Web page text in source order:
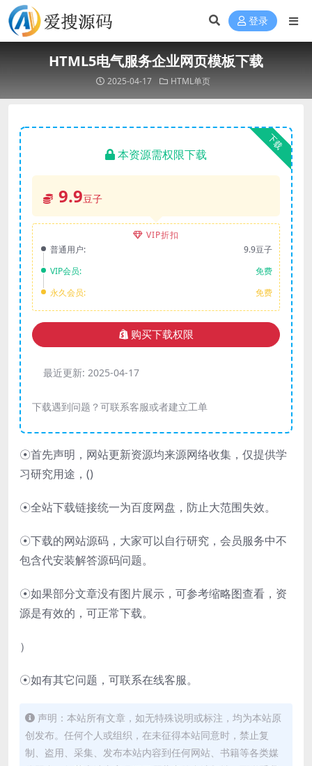
登录
HTML5电气服务企业网页模板下载
2025-04-17 HTML单页
下载
本资源需权限下载
9.9豆子
VIP折扣
普通用户:
9.9豆子
VIP会员:
免费
永久会员:
免费
购买下载权限
最近更新: 2025-04-17
下载遇到问题？可联系客服或者建立工单
☉首先声明，网站更新资源均来源网络收集，仅提供学
习研究用途，()
☉全站下载链接统一为百度网盘，防止大范围失效。
☉下载的网站源码，大家可以自行研究，会员服务中不
包含代安装解答源码问题。
☉如果部分文章没有图片展示，可参考缩略图查看，资
源是有效的，可正常下载。
）
☉如有其它问题，可联系在线客服。
声明：本站所有文章，如无特殊说明或标注，均为本站原
创发布。任何个人或组织，在未征得本站同意时，禁止复
制、盗用、采集、发布本站内容到任何网站、书籍等各类媒